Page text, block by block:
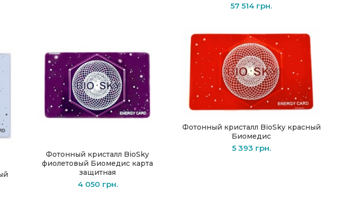
57 514 грн.
В КОРЗИНУ
Фотонный кристалл BioSky
фиолетовый Биомедиc карта
защитная
4 050 грн.
В КОРЗИНУ
Фотонный кристалл BioSky красный
Биомедис
5 393 грн.